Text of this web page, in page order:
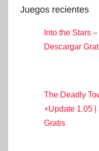
Juegos recientes
Into the Stars
Descargar
The Deadly
+Update 1.05
Gratis